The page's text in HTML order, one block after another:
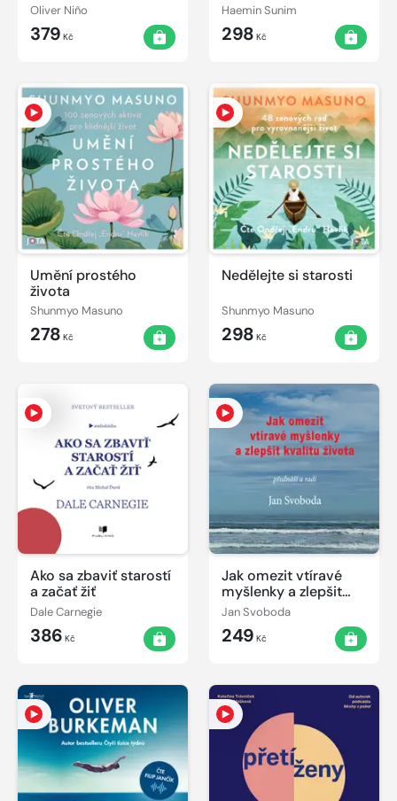
Oliver Niño
379 Kč
Haemin Sunim
298 Kč
Umění prostého
života
Shunmyo Masuno
278 Kč
Nedělejte si starosti
Shunmyo Masuno
298 Kč
Ako sa zbaviť starostí
a začať žiť
Dale Carnegie
386 Kč
Jak omezit vtíravé
myšlenky a zlepšit
kvalitu života
Jan Svoboda
249 Kč